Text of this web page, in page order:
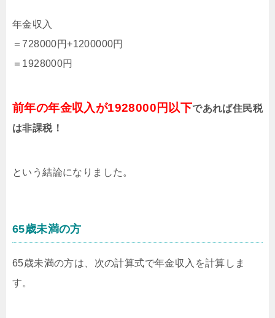
年金収入
＝728000円+1200000円
＝1928000円
前年の年金収入が1928000円以下であれば住民税
は非課税！
という結論になりました。
65歳未満の方
65歳未満の方は、次の計算式で年金収入を計算しま
す。